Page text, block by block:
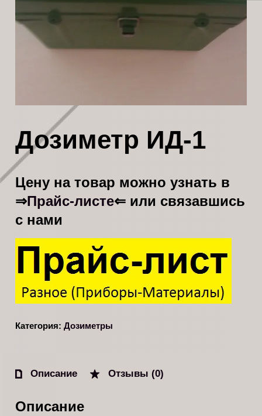
Дозиметр ИД-1
Цену на товар можно узнать в
⇒Прайс-листе⇐ или связавшись
с нами
Категория:Дозиметры
Описание Отзывы (0)
Описание